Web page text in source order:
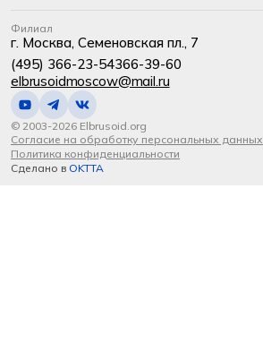
Филиал
г. Москва, Семеновская пл., 7
(495) 366-23-54366-39-60
elbrusoidmoscow@mail.ru
© 2003-2026 Elbrusoid.org
Согласие на обработку персональных данных
Политика конфиденциальности
Сделано в OKTTA